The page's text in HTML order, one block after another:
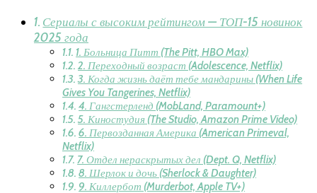
Сериалы с высоким рейтингом — ТОП-15 новинок
2025 года
1. Больница Питт (The Pitt, HBO Max)
2. Переходный возраст (Adolescence, Netflix)
3. Когда жизнь даёт тебе мандарины (When Life
Gives You Tangerines, Netflix)
4. Гангстерленд (MobLand, Paramount+)
5. Киностудия (The Studio, Amazon Prime Video)
6. Первозданная Америка (American Primeval,
Netflix)
7. Отдел нераскрытых дел (Dept. Q, Netflix)
8. Шерлок и дочь (Sherlock & Daughter)
9. Киллербот (Murderbot, Apple TV+)